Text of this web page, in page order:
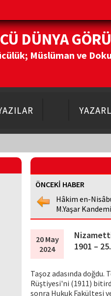
DÜNYA
Müslüman ve
ÖNCEKİ HABER
Hâkim en-
M.Yaşar
20 May
2024
1901 –
Taşoz adasında
Rüştiyesi'ni (1911)
sonra Hukuk Fakültesi